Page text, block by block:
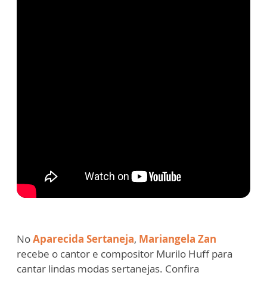
NoAparecida Sertaneja, Mariangela Zan
recebe o cantor e compositor Murilo Huff para
cantar lindas modas sertanejas. Confira